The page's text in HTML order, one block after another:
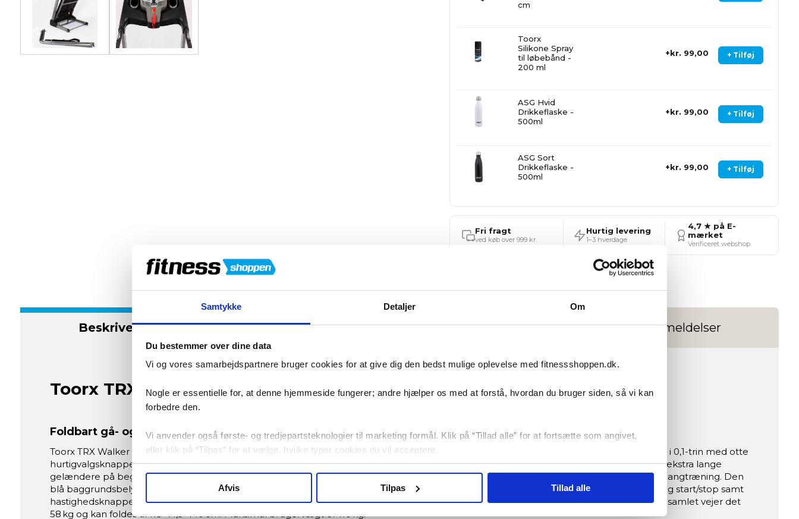
Samtykke Detaljer Om
Du bestemmer over dine data
Vi og vores samarbejdspartnere bruger cookies for at give dig den bedst mulige oplevelse med fitnessshoppen.dk.
Nogle er essentielle for, at denne hjemmeside fungerer; andre hjælper os med at forstå, hvordan du bruger siden, så vi kan
forbedre den.
Vi anvender også første- og tredjepartsteknologier til marketing formål. Klik på “Tillad alle” for at fortsætte som angivet,
eller klik på “Tilpas” for at vælge, hvilke typer cookies du vil acceptere.
Afvis Tilpas Tillad alle
cm
+ Tilføj
Toorx
Silikone Spray
til løbebånd -
200 ml
kr. 99,00
+ Tilføj
ASG Hvid
Drikkeflaske -
500ml
kr. 99,00
+ Tilføj
ASG Sort
Drikkeflaske -
500ml
kr. 99,00
Fri fragt
ved køb over 999 kr.
Hurtig levering
1–3 hverdage
4,7 ★ på E-
mærket
Verificeret webshop
Beskrivelse Specifikationer Manualer/Guides Anmeldelser
Toorx TRX Walker EVO Gå/Løbebånd
Foldbart gå- og rehabiliteringsløbebånd med ekstra støtte
Toorx TRX Walker EVO er et motoriseret, foldbart Gå/Løbebånd med 2 HK DC-motor (peak 3 HK), som leverer hastigheder fra 0,4–8 km/t i 0,1-trin med otte
hurtigvalgsknapper. Det har manuel hældning i tre niveauer og en løbeflade på 43×127 cm med dæmpning fra seks elastomerzoner. De ekstra lange
gelændere på begge sider giver optimal støtte og sikkerhed, hvilket gør dette løbebånd særligt velegnet til genoptræning og skånsom gangtræning. Den
blå baggrundsbelyste LCD-skærm viser hastighed, puls, distance, tid, kalorieforbrug og programstatus. Konsollen har håndpulssensorer og start/stop samt
hastighedsknapper på håndtagene. Det er udstyret med smartphone-holder, to flaskeholdere, justerbart lændebælte og transporthjul – samlet vejer det
58 kg og kan foldes til 113×71,5×140 cm. Maksimal brugervægt er 110 kg.